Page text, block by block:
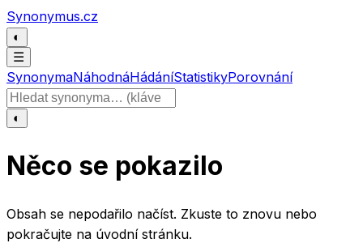
Přeskočit na obsah
Synonymus.cz
◐
☰
SynonymaNáhodnáHádáníStatistikyPorovnání
Hledat slovo
◐
Něco se pokazilo
Obsah se nepodařilo načíst. Zkuste to znovu nebo
pokračujte na úvodní stránku.